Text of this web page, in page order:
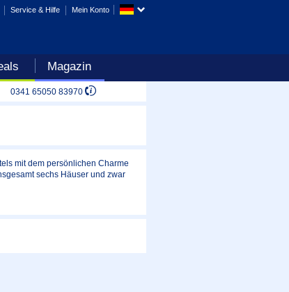
Magazin
Service & Hilfe Mein Konto
0341 65050 83970
mit dem persönlichen Charme
sechs Häuser und zwar